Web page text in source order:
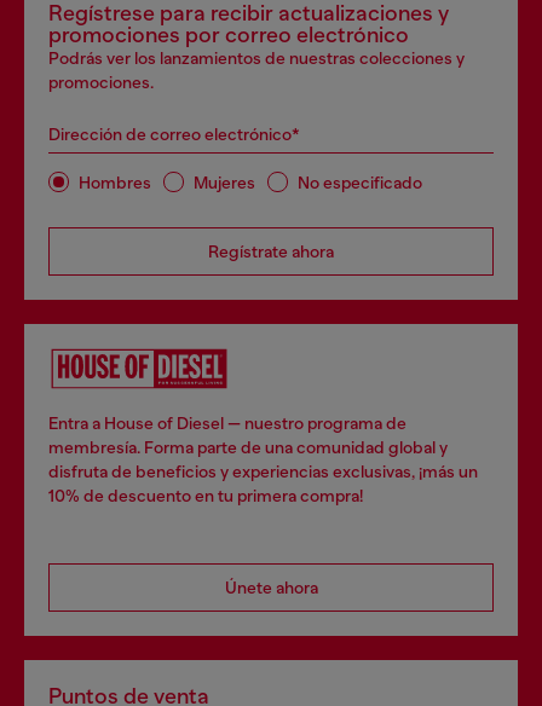
Regístrese para recibir actualizaciones y
promociones por correo electrónico
Podrás ver los lanzamientos de nuestras colecciones y
promociones.
Dirección de correo electrónico*
Hombres Mujeres No especificado
Regístrate ahora
Entra a House of Diesel — nuestro programa de
membresía. Forma parte de una comunidad global y
disfruta de beneficios y experiencias exclusivas, ¡más un
10% de descuento en tu primera compra!
Únete ahora
Puntos de venta